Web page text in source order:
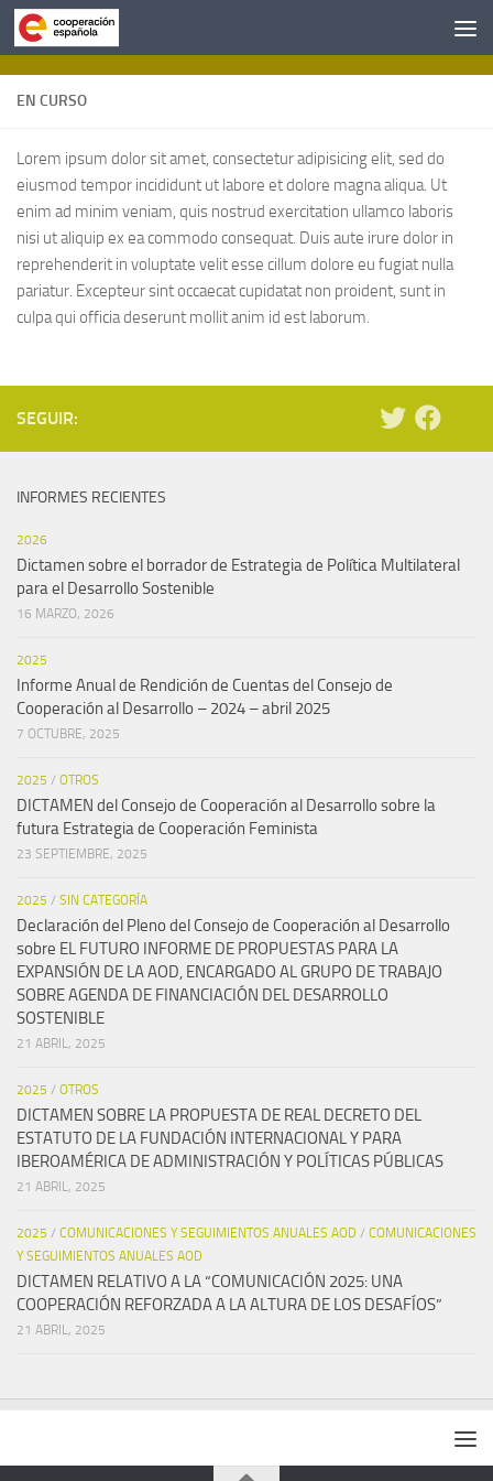
Saltar al contenido
EN CURSO
Lorem ipsum dolor sit amet, consectetur adipisicing elit, sed do
eiusmod tempor incididunt ut labore et dolore magna aliqua. Ut
enim ad minim veniam, quis nostrud exercitation ullamco laboris
nisi ut aliquip ex ea commodo consequat. Duis aute irure dolor in
reprehenderit in voluptate velit esse cillum dolore eu fugiat nulla
pariatur. Excepteur sint occaecat cupidatat non proident, sunt in
culpa qui officia deserunt mollit anim id est laborum.
SEGUIR:
INFORMES RECIENTES
2026
Dictamen sobre el borrador de Estrategia de Política Multilateral
para el Desarrollo Sostenible
16 MARZO, 2026
2025
Informe Anual de Rendición de Cuentas del Consejo de
Cooperación al Desarrollo – 2024 – abril 2025
7 OCTUBRE, 2025
2025 / OTROS
DICTAMEN del Consejo de Cooperación al Desarrollo sobre la
futura Estrategia de Cooperación Feminista
23 SEPTIEMBRE, 2025
2025 / SIN CATEGORÍA
Declaración del Pleno del Consejo de Cooperación al Desarrollo
sobre EL FUTURO INFORME DE PROPUESTAS PARA LA
EXPANSIÓN DE LA AOD, ENCARGADO AL GRUPO DE TRABAJO
SOBRE AGENDA DE FINANCIACIÓN DEL DESARROLLO
SOSTENIBLE
21 ABRIL, 2025
2025 / OTROS
DICTAMEN SOBRE LA PROPUESTA DE REAL DECRETO DEL
ESTATUTO DE LA FUNDACIÓN INTERNACIONAL Y PARA
IBEROAMÉRICA DE ADMINISTRACIÓN Y POLÍTICAS PÚBLICAS
21 ABRIL, 2025
2025 / COMUNICACIONES Y SEGUIMIENTOS ANUALES AOD / COMUNICACIONES
Y SEGUIMIENTOS ANUALES AOD
DICTAMEN RELATIVO A LA “COMUNICACIÓN 2025: UNA
COOPERACIÓN REFORZADA A LA ALTURA DE LOS DESAFÍOS”
21 ABRIL, 2025